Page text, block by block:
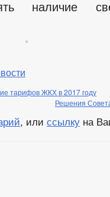
наличие
тарифов ЖКХ в 2017 году
Решения
, или ссылку на